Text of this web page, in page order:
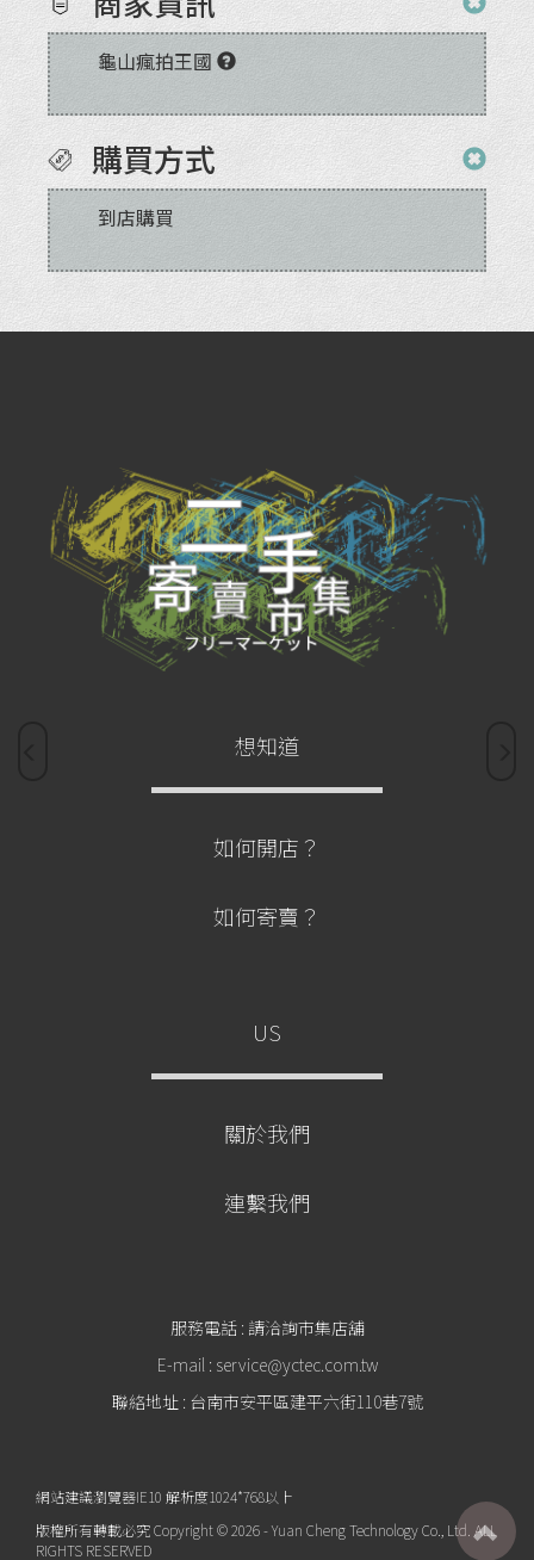
龜山瘋拍王國
購買方式
到店購買
想知道
如何開店？
如何寄賣？
US
關於我們
連繫我們
服務電話 : 請洽詢市集店舖
E-mail : service@yctec.com.tw
聯絡地址 : 台南市安平區建平六街110巷7號
網站建議瀏覽器IE10 解析度1024*768以上
版權所有轉載必究 Copyright © 2026 - Yuan Cheng Technology Co., Ltd. ALL
RIGHTS RESERVED